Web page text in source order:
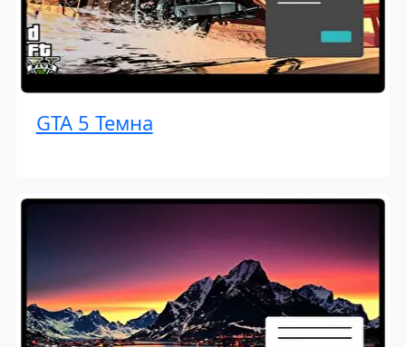
GTA 5 Темна